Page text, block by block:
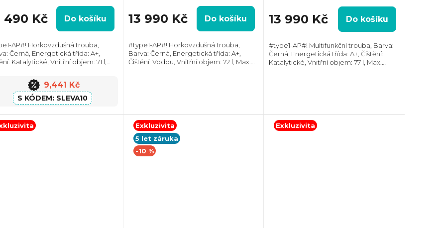
490 Kč Do košíku
AP#! Horkovzdušná trouba,
Černá, Energetická třída: A+,
Katalytické, Vnitřní objem: 71 l,
mm, Výbava: Teleskopický
9,441 Kč
SLEVA10
13 990 Kč Do košíku
#type1-AP#! Horkovzdušná trouba,
Barva: Černá, Energetická třída: A+,
Čištění: Vodou, Vnitřní objem: 72 l, Max.
13 990 Kč Do košíku
#type1-AP#! Multifunkční trouba, Barva:
Černá, Energetická třída: A+, Čištění:
Katalytické, Vnitřní objem: 77 l, Max.
Exkluzivita
5 let záruka
-10 %
Exkluzivita